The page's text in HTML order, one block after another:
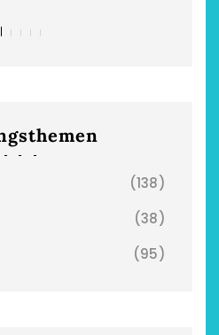
(138)
(38)
(95)